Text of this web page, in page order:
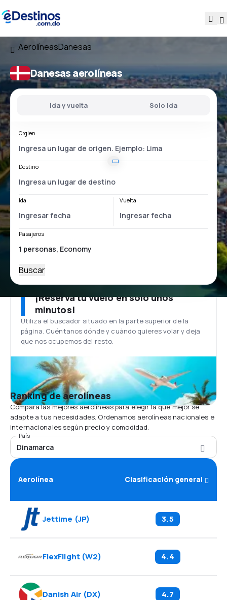
AerolíneasDanesas
Danesas aerolíneas
Ida y vuelta Solo ida
Orgien
Destino
Ida Vuelta
Pasajeros
Buscar
¡Reserva tu vuelo en solo unos
minutos!
Utiliza el buscador situado en la parte superior de la
página. Cuéntanos dónde y cuándo quieres volar y deja
que nos ocupemos del resto.
Ranking de aerolíneas
Compara las mejores aerolíneas para elegir la que mejor se
adapte a tus necesidades. Ordenamos aerolíneas nacionales e
internacionales según precio y comodidad.
País
Dinamarca
Aerolínea Clasificación general
Jettime (JP) 3.5
FlexFlight(W2) 4.4
Danish Air (DX) 4.7